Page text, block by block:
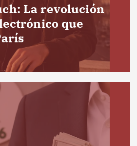
La revolución
que